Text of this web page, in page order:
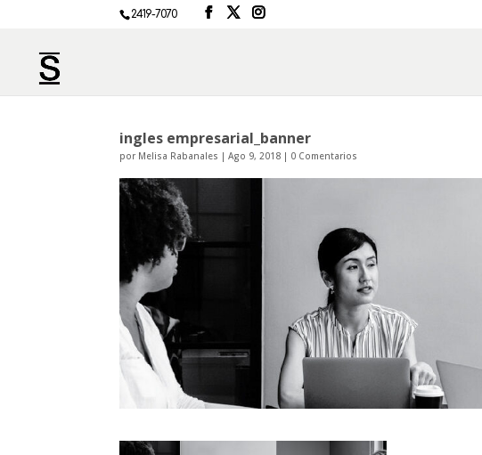
2419-7070
ingles empresarial_banner
por Melisa Rabanales |Ago 9, 2018 | 0 Comentarios